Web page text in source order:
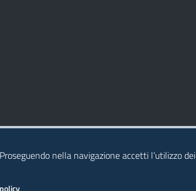
nella navigazione accetti l’utilizzo dei